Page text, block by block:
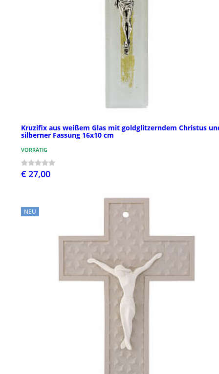
Kruzifix aus weißem Glas mit goldglitzerndem Christus
silberner Fassung 16x10 cm
VORRÄTIG
€ 27,00
NEU